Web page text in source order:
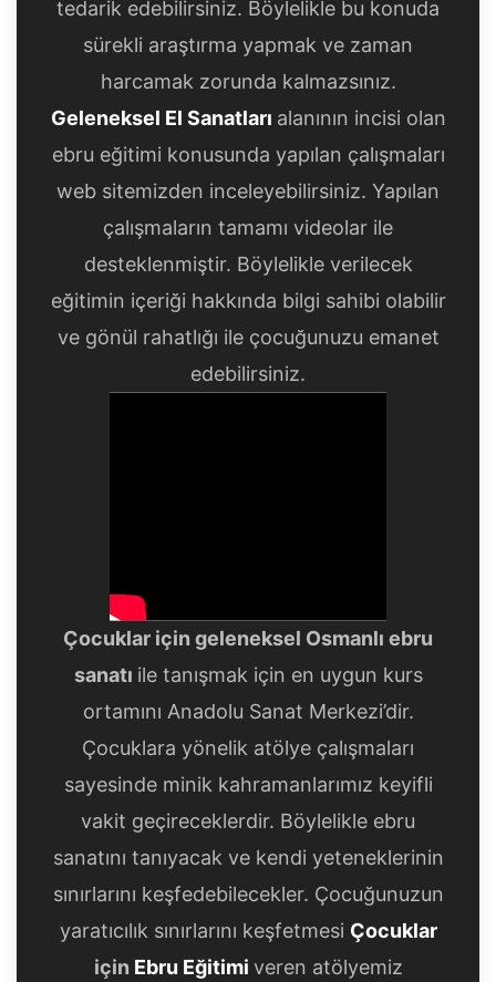
tedarik edebilirsiniz. Böylelikle bu konuda
sürekli araştırma yapmak ve zaman
harcamak zorunda kalmazsınız.
Geleneksel El Sanatları alanının incisi olan
ebru eğitimi konusunda yapılan çalışmaları
web sitemizden inceleyebilirsiniz. Yapılan
çalışmaların tamamı videolar ile
desteklenmiştir. Böylelikle verilecek
eğitimin içeriği hakkında bilgi sahibi olabilir
ve gönül rahatlığı ile çocuğunuzu emanet
edebilirsiniz.
Çocuklar için geleneksel Osmanlı ebru
sanatı ile tanışmak için en uygun kurs
ortamını Anadolu Sanat Merkezi’dir.
Çocuklara yönelik atölye çalışmaları
sayesinde minik kahramanlarımız keyifli
vakit geçireceklerdir. Böylelikle ebru
sanatını tanıyacak ve kendi yeteneklerinin
sınırlarını keşfedebilecekler. Çocuğunuzun
yaratıcılık sınırlarını keşfetmesi Çocuklar
için Ebru Eğitimi veren atölyemiz